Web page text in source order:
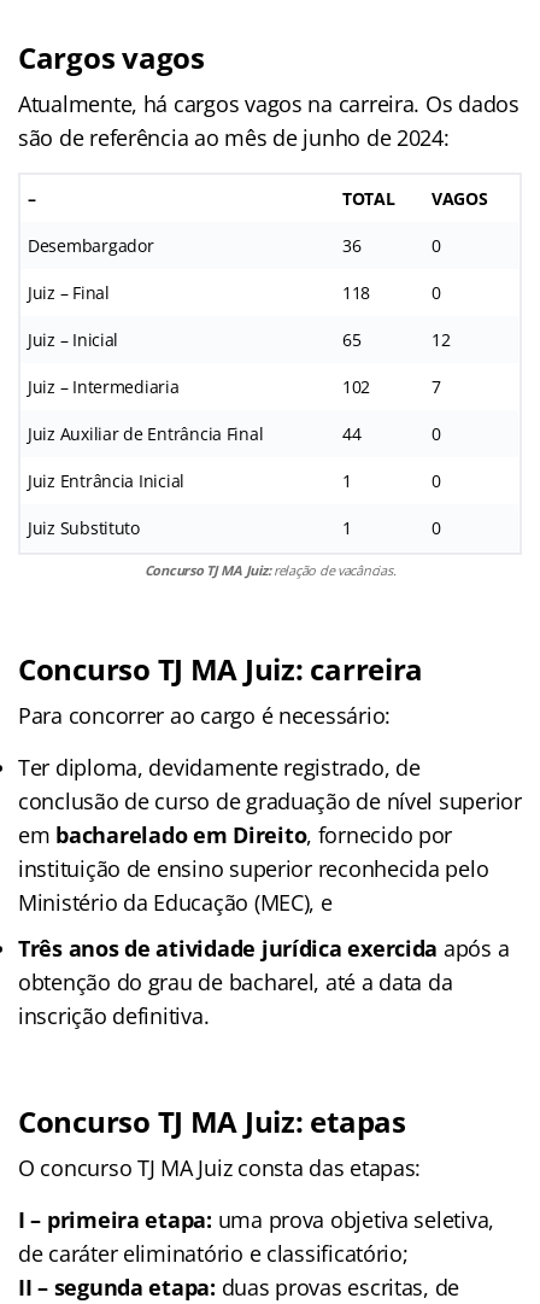
Cargos vagos
Atualmente, há cargos vagos na carreira. Os dados
são de referência ao mês de junho de 2024:
– TOTAL VAGOS
Desembargador 36 0
Juiz – Final 118 0
Juiz – Inicial 65 12
Juiz – Intermediaria 102 7
Juiz Auxiliar de Entrância Final 44 0
Juiz Entrância Inicial 1 0
Juiz Substituto 1 0
Concurso TJ MA Juiz:relação de vacâncias.
Concurso TJ MA Juiz: carreira
Para concorrer ao cargo é necessário:
Ter diploma, devidamente registrado, de
conclusão de curso de graduação de nível superior
em bacharelado em Direito, fornecido por
instituição de ensino superior reconhecida pelo
Ministério da Educação (MEC), e
Três anos de atividade jurídica exercida após a
obtenção do grau de bacharel, até a data da
inscrição definitiva.
Concurso TJ MA Juiz: etapas
O concurso TJ MA Juiz consta das etapas:
I – primeira etapa: uma prova objetiva seletiva,
de caráter eliminatório e classificatório;
II – segunda etapa: duas provas escritas, de